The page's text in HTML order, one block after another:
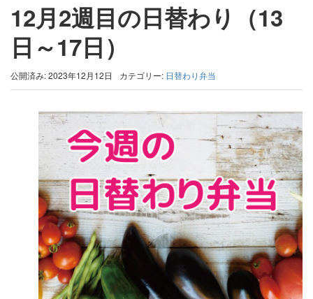
12月2週目の日替わり（13
日～17日）
公開済み: 2023年12月12日 カテゴリー: 日替わり弁当